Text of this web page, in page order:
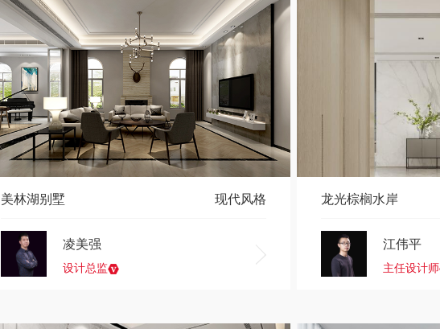
美林湖别墅 现代风格
凌美强
设计总监
龙光棕榈水岸
江伟平
主任设计师